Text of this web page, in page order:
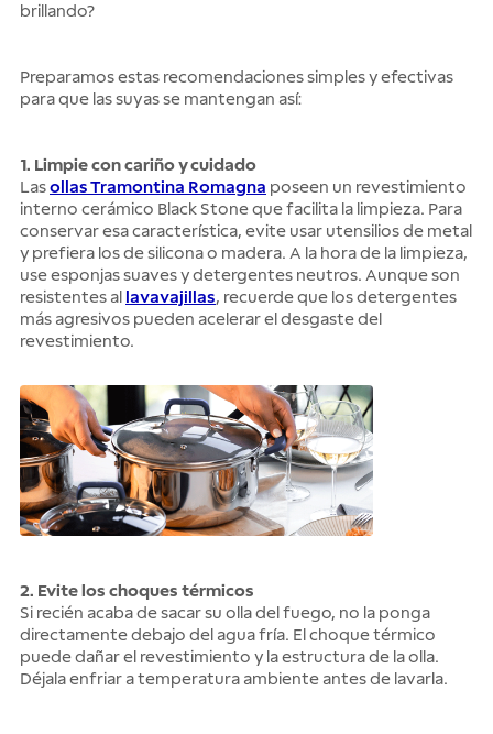
brillando?
Preparamos estas recomendaciones simples y efectivas
para que las suyas se mantengan así:
1. Limpie con cariño y cuidado
Lasollas Tramontina Romagna poseen un revestimiento
interno cerámico Black Stone que facilita la limpieza. Para
conservar esa característica, evite usar utensilios de metal
y prefiera los de silicona o madera. A la hora de la limpieza,
use esponjas suaves y detergentes neutros. Aunque son
resistentes al lavavajillas, recuerde que los detergentes
más agresivos pueden acelerar el desgaste del
revestimiento.
2. Evite los choques térmicos
Si recién acaba de sacar su olla del fuego, no la ponga
directamente debajo del agua fría. El choque térmico
puede dañar el revestimiento y la estructura de la olla.
Déjala enfriar a temperatura ambiente antes de lavarla.